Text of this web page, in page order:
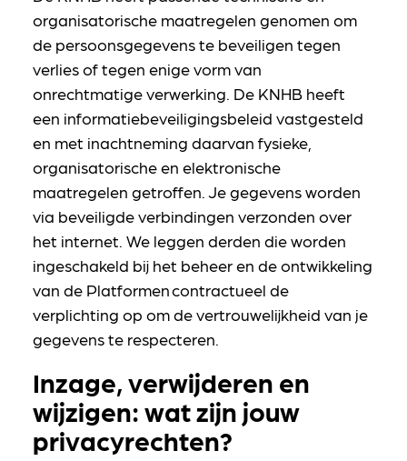
organisatorische maatregelen genomen om
de persoonsgegevens te beveiligen tegen
verlies of tegen enige vorm van
onrechtmatige verwerking. De KNHB heeft
een informatiebeveiligingsbeleid vastgesteld
en met inachtneming daarvan fysieke,
organisatorische en elektronische
maatregelen getroffen. Je gegevens worden
via beveiligde verbindingen verzonden over
het internet. We leggen derden die worden
ingeschakeld bij het beheer en de ontwikkeling
van de Platformen contractueel de
verplichting op om de vertrouwelijkheid van je
gegevens te respecteren.
Inzage, verwijderen en
wijzigen: wat zijn jouw
privacyrechten?